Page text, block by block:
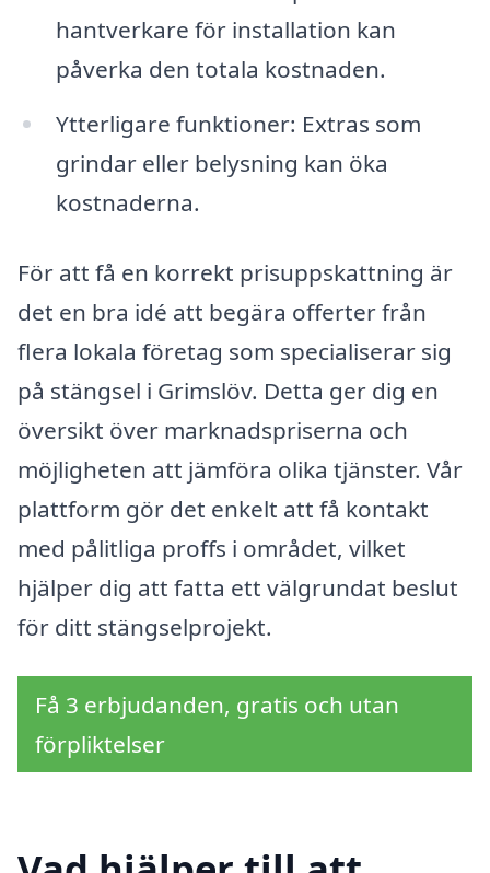
hantverkare för installation kan
påverka den totala kostnaden.
Ytterligare funktioner: Extras som
grindar eller belysning kan öka
kostnaderna.
För att få en korrekt prisuppskattning är
det en bra idé att begära offerter från
flera lokala företag som specialiserar sig
på stängsel i Grimslöv. Detta ger dig en
översikt över marknadspriserna och
möjligheten att jämföra olika tjänster. Vår
plattform gör det enkelt att få kontakt
med pålitliga proffs i området, vilket
hjälper dig att fatta ett välgrundat beslut
för ditt stängselprojekt.
Få 3 erbjudanden, gratis och utan
förpliktelser